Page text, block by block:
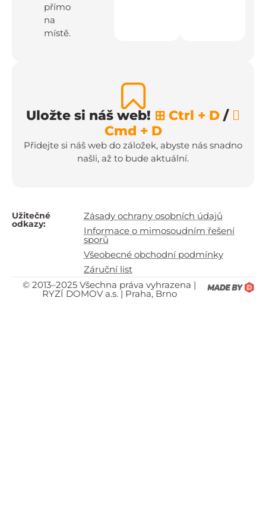
přímo
na
místě.
Uložte si náš web! ⊞ Ctrl + D/ 
Cmd + D
Přidejte si náš web do záložek, abyste nás snadno
našli, až to bude aktuální.
Užitečné
odkazy:
Zásady ochrany osobních údajů
Informace o mimosoudním řešení
sporů
Všeobecné obchodní podmínky
Záruční list
© 2013–2025 Všechna práva vyhrazena |
RYZÍ DOMOV a.s. | Praha, Brno